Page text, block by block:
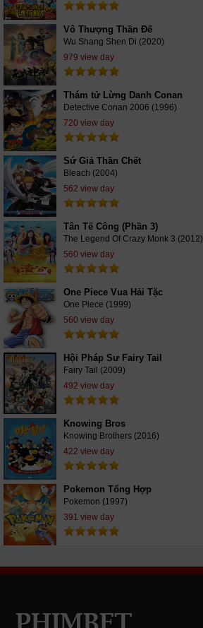
Vô Thượng Thần Đế
Wu Shang Shen Di (2020)
979 view day
Thám tử Lừng Danh Conan
Detective Conan 2006 (1996)
720 view day
Sứ Giả Thần Chết
Bleach (2004)
562 view day
Tân Tế Công (Phần 3)
The Legend Of Crazy Monk 3 (2012)
560 view day
One Piece Vua Hải Tặc
One Piece (1999)
560 view day
Hội Pháp Sư Fairy Tail
Fairy Tail (2009)
492 view day
Knowing Bros
Knowing Brothers (2016)
422 view day
Pokemon Tổng Hợp
Pokemon (1997)
391 view day